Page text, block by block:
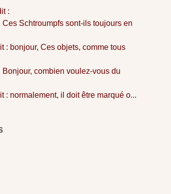
:
Ces Schtroumpfs sont-ils toujours en
: bonjour, Ces objets, comme tous
Bonjour, combien voulez-vous du
: normalement, il doit être marqué o...